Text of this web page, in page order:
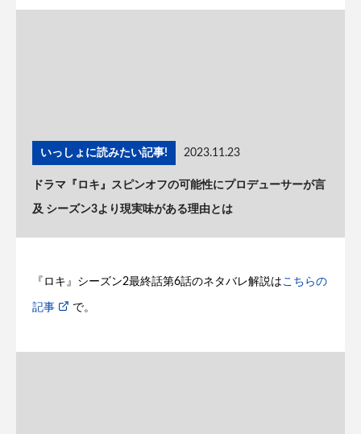
いっしょに読みたい記事! 2023.11.23
ドラマ『ロキ』スピンオフの可能性にプロデューサーが言
及 シーズン3より現実味がある理由とは
『ロキ』シーズン2最終話第6話のネタバレ解説はこちらの
記事 で。